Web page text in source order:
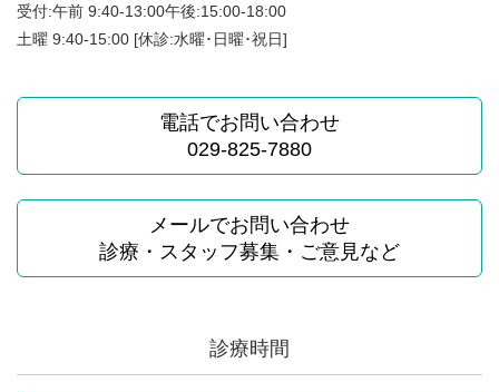
受付:午前 9:40-13:00午後:15:00-18:00
土曜 9:40-15:00 [休診:水曜･日曜･祝日]
電話でお問い合わせ
029-825-7880
メールでお問い合わせ
診療・スタッフ募集・ご意見など
診療時間